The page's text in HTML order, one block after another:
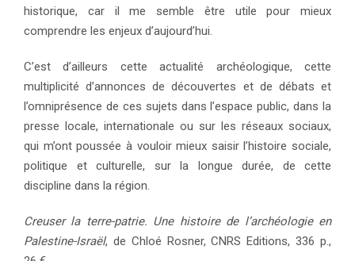
historique, car il me semble être utile pour mieux
comprendre les enjeux d’aujourd’hui.
C’est d’ailleurs cette actualité archéologique, cette
multiplicité d’annonces de découvertes et de débats et
l’omniprésence de ces sujets dans l’espace public, dans la
presse locale, internationale ou sur les réseaux sociaux,
qui m’ont poussée à vouloir mieux saisir l’histoire sociale,
politique et culturelle, sur la longue durée, de cette
discipline dans la région.
Creuser la terre-patrie. Une histoire de l’archéologie en
Palestine-Israël, de Chloé Rosner, CNRS Editions, 336 p.,